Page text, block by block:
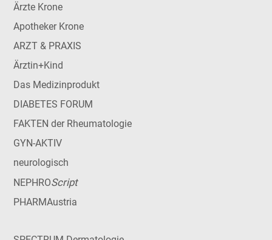
Ärzte Krone
Apotheker Krone
ARZT & PRAXIS
Ärztin+Kind
Das Medizinprodukt
DIABETES FORUM
FAKTEN der Rheumatologie
GYN-AKTIV
neurologisch
NEPHROScript
PHARMAustria